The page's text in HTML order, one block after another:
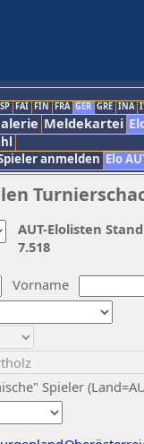
FAI FIN FRA GER GRE INA
Meldekartei
anmelden Elo
Vorname
Spieler
AUT-Elolisten
7.518